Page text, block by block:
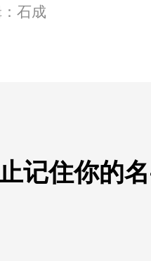
石成
记住你的